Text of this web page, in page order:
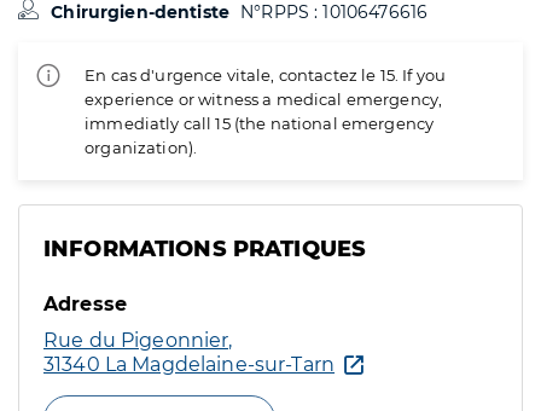
Chirurgien-dentiste N°RPPS : 10106476616
En cas d'urgence vitale, contactez le 15. If you
experience or witness a medical emergency,
immediatly call 15 (the national emergency
organization).
INFORMATIONS PRATIQUES
Adresse
Rue du Pigeonnier,
31340 La Magdelaine-sur-Tarn